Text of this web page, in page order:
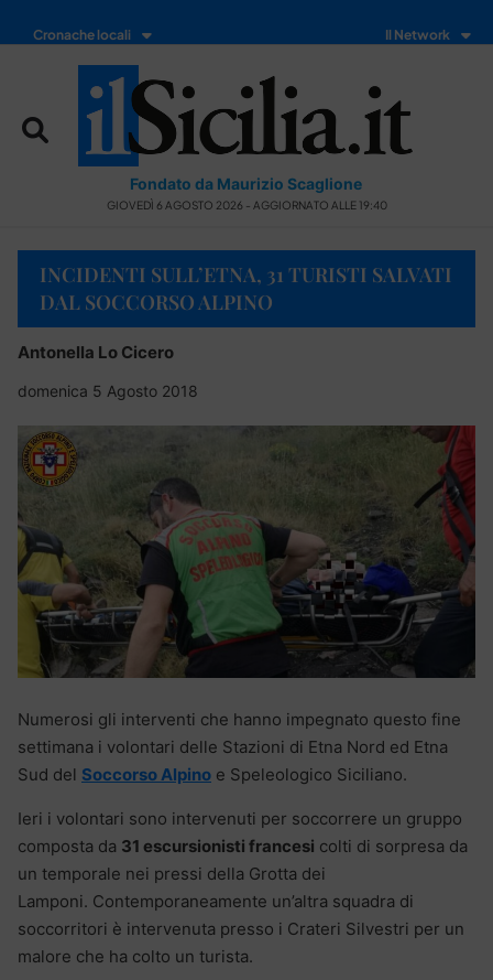
Cronache locali Il Network
Fondato da Maurizio Scaglione
GIOVEDÌ 6 AGOSTO 2026 - AGGIORNATO ALLE 19:40
INCIDENTI SULL’ETNA, 31 TURISTI SALVATI
DAL SOCCORSO ALPINO
Antonella Lo Cicero
domenica 5 Agosto 2018
Numerosi gli interventi che hanno impegnato questo fine
settimana i volontari delle Stazioni di Etna Nord ed Etna
Sud del Soccorso Alpino e Speleologico Siciliano.
Ieri i volontari sono intervenuti per soccorrere un gruppo
composta da 31 escursionisti francesi colti di sorpresa da
un temporale nei pressi della Grotta dei
Lamponi. Contemporaneamente un’altra squadra di
soccorritori è intervenuta presso i Crateri Silvestri per un
malore che ha colto un turista.